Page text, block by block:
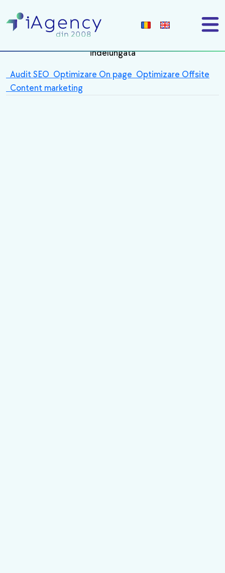
O strategie de optimizare SEO de succes poate duce
la o crestere a conversiilor pentru o perioada de timp
indelungata
Audit SEO Optimizare On page Optimizare Offsite
Content marketing